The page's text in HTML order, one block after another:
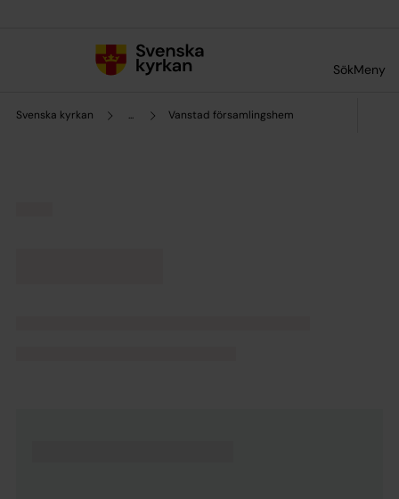
SökMeny
Svenska kyrkan ... Vanstad församlingshem